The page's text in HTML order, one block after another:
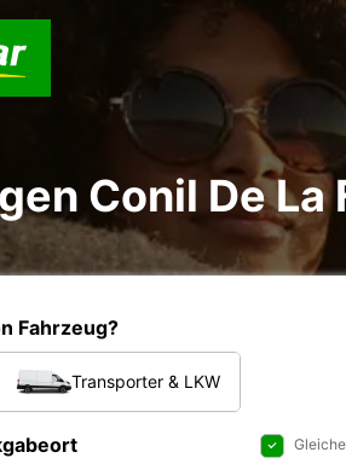
Conil De La
Fahrzeug?
Transporter & LKW